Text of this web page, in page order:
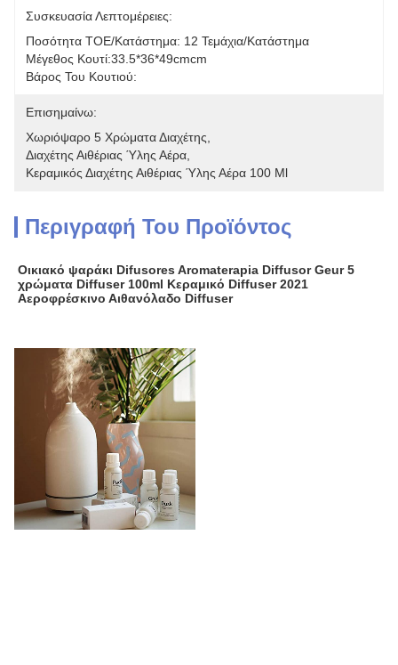
Συσκευασία Λεπτομέρειες:
Ποσότητα ΤΟΕ/κατάστημα: 12 Τεμάχια/κατάστημα
Μέγεθος Κουτί:33.5*36*49cmcm
Βάρος Του Κουτιού:
Επισημαίνω:
Χωριόψαρο 5 Χρώματα Διαχέτης
Διαχέτης Αιθέριας Ύλης Αέρα
Κεραμικός Διαχέτης Αιθέριας Ύλης Αέρα 100 Ml
Περιγραφή Του Προϊόντος
Οικιακό ψαράκι Difusores Aromaterapia Diffusor Geur 5
χρώματα Diffuser 100ml Κεραμικό Diffuser 2021
Αεροφρέσκινο Αιθανόλαδο Diffuser